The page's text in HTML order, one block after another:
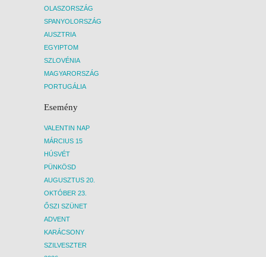
OLASZORSZÁG
SPANYOLORSZÁG
AUSZTRIA
EGYIPTOM
SZLOVÉNIA
MAGYARORSZÁG
PORTUGÁLIA
Esemény
VALENTIN NAP
MÁRCIUS 15
HÚSVÉT
PÜNKÖSD
AUGUSZTUS 20.
OKTÓBER 23.
ŐSZI SZÜNET
ADVENT
KARÁCSONY
SZILVESZTER